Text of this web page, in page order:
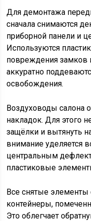
Для демонтажа
сначала снимаются
приборной панели и
Используются
повреждения замков
аккуратно
освобождения.
Воздуховоды салона
накладок. Для этого
защёлки и вытянуть
внимание уделяется
центральным
пластиковые
Все снятые
контейнеры,
Это облегчает